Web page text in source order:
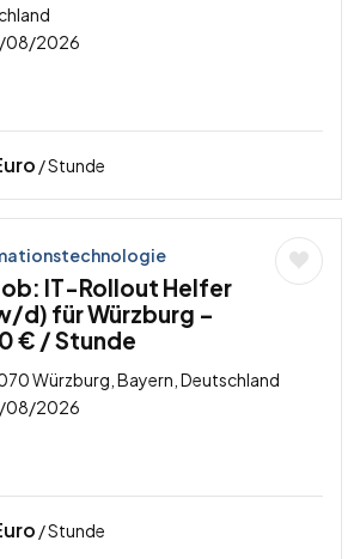
08/2026
/ Stunde
IT-Rollout Helfer
d) für Würzburg –
€ / Stunde
Würzburg, Bayern, Deutschland
08/2026
/ Stunde